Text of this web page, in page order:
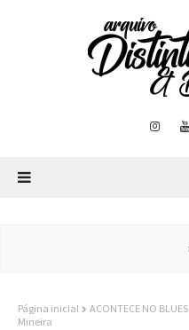
Página inicial ACONTECE NO BLUES
Mineira